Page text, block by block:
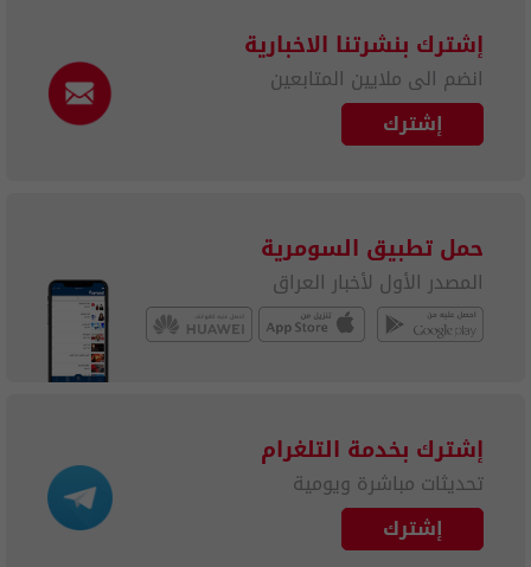
إشترك بنشرتنا الاخبارية
انضم الى ملايين المتابعين
إشترك
حمل تطبيق السومرية
المصدر الأول لأخبار العراق
إشترك بخدمة التلغرام
تحديثات مباشرة ويومية
إشترك